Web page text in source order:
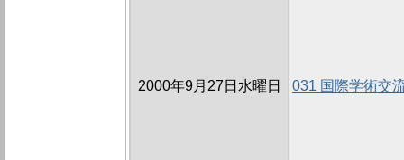
2000年9月27日水曜日 031 国際学術交